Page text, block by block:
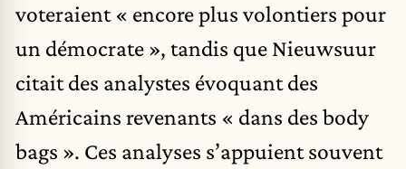
voteraient « encore plus volontiers pour
un démocrate », tandis que Nieuwsuur
citait des analystes évoquant des
Américains revenants « dans des body
bags ». Ces analyses s’appuient souvent